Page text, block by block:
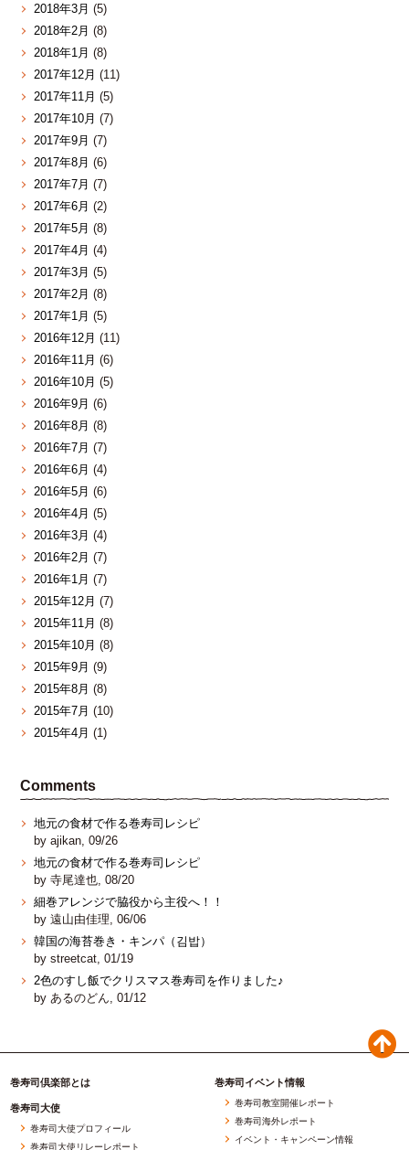
2018年3月 (5)
2018年2月 (8)
2018年1月 (8)
2017年12月 (11)
2017年11月 (5)
2017年10月 (7)
2017年9月 (7)
2017年8月 (6)
2017年7月 (7)
2017年6月 (2)
2017年5月 (8)
2017年4月 (4)
2017年3月 (5)
2017年2月 (8)
2017年1月 (5)
2016年12月 (11)
2016年11月 (6)
2016年10月 (5)
2016年9月 (6)
2016年8月 (8)
2016年7月 (7)
2016年6月 (4)
2016年5月 (6)
2016年4月 (5)
2016年3月 (4)
2016年2月 (7)
2016年1月 (7)
2015年12月 (7)
2015年11月 (8)
2015年10月 (8)
2015年9月 (9)
2015年8月 (8)
2015年7月 (10)
2015年4月 (1)
Comments
地元の食材で作る巻寿司レシピ
by ajikan, 09/26
地元の食材で作る巻寿司レシピ
by 寺尾達也, 08/20
細巻アレンジで脇役から主役へ！！
by 遠山由佳理, 06/06
韓国の海苔巻き・キンパ（김밥）
by streetcat, 01/19
2色のすし飯でクリスマス巻寿司を作りました♪
by あるのどん, 01/12
巻寿司倶楽部とは
巻寿司大使
巻寿司大使プロフィール
巻寿司大使リレーレポート
巻寿司イベント情報
巻寿司教室開催レポート
巻寿司海外レポート
イベント・キャンペーン情報